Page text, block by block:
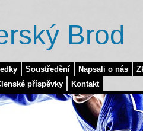
Soustředění Napsali o nás
příspěvky Kontakt
Brod